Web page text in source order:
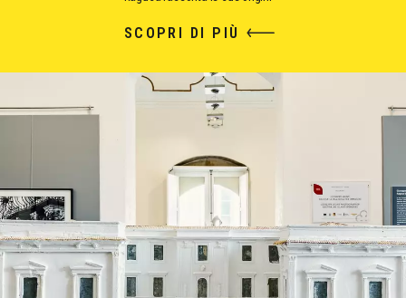
SCOPRI DI PIÙ